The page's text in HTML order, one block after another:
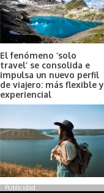
El fenómeno ‘solo
travel’ se consolida e
impulsa un nuevo perfil
de viajero: más flexible y
experiencial
Publicidad